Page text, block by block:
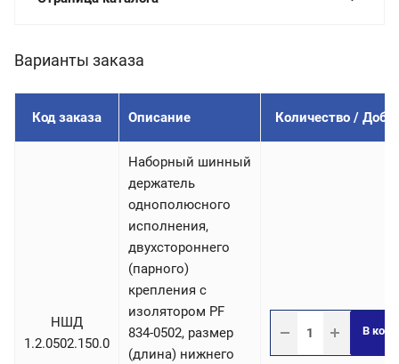
Варианты заказа
Код заказа Описание Количество /
НШД
1.2.0502.150.0
Наборный шинный
держатель
однополюсного
исполнения,
двухстороннего
(парного)
крепления с
изолятором PF
834-0502, размер
(длина) нижнего
В